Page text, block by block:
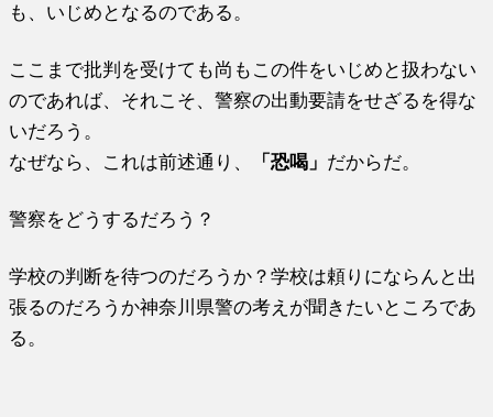
も、いじめとなるのである。
ここまで批判を受けても尚もこの件をいじめと扱わない
のであれば、それこそ、警察の出動要請をせざるを得な
いだろう。
なぜなら、これは前述通り、
「恐喝」 だからだ。
警察をどうするだろう？
学校の判断を待つのだろうか？学校は頼りにならんと出
張るのだろうか神奈川県警の考えが聞きたいところであ
る。